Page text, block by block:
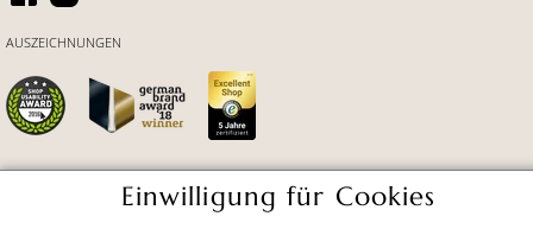
VERSAND
AUSZEICHNUNGEN
Einwilligung für Cookies